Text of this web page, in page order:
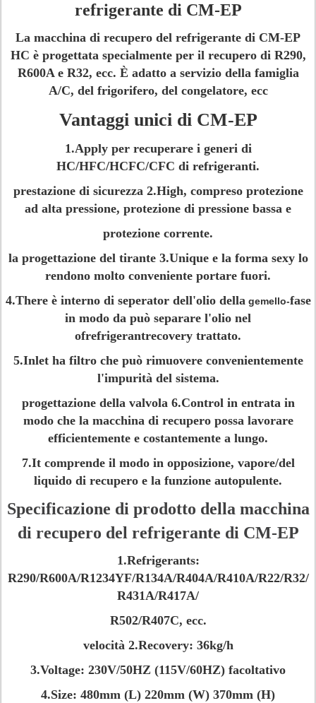
refrigerante di CM-EP
La macchina di recupero del refrigerante di CM-EP
HC è progettata specialmente per il recupero di R290,
R600A e R32, ecc. È adatto a servizio della famiglia
A/C, del frigorifero, del congelatore, ecc
Vantaggi unici di CM-EP
1.Apply per recuperare i generi di
HC/HFC/HCFC/CFC di refrigeranti.
prestazione di sicurezza 2.High, compreso protezione
ad alta pressione, protezione di pressione bassa e
protezione corrente.
la progettazione del tirante 3.Unique e la forma sexy lo
rendono molto conveniente portare fuori.
4.There è interno di seperator dell'olio della gemello-fase
in modo da può separare l'olio nel
ofrefrigerantrecovery trattato.
5.Inlet ha filtro che può rimuovere convenientemente
l'impurità del sistema.
progettazione della valvola 6.Control in entrata in
modo che la macchina di recupero possa lavorare
efficientemente e costantemente a lungo.
7.It comprende il modo in opposizione, vapore/del
liquido di recupero e la funzione autopulente.
Specificazione di prodotto della macchina
di recupero del refrigerante di CM-EP
1.Refrigerants:
R290/R600A/R1234YF/R134A/R404A/R410A/R22/R32/
R431A/R417A/
R502/R407C, ecc.
velocità 2.Recovery: 36kg/h
3.Voltage: 230V/50HZ (115V/60HZ) facoltativo
4.Size: 480mm (L) 220mm (W) 370mm (H)